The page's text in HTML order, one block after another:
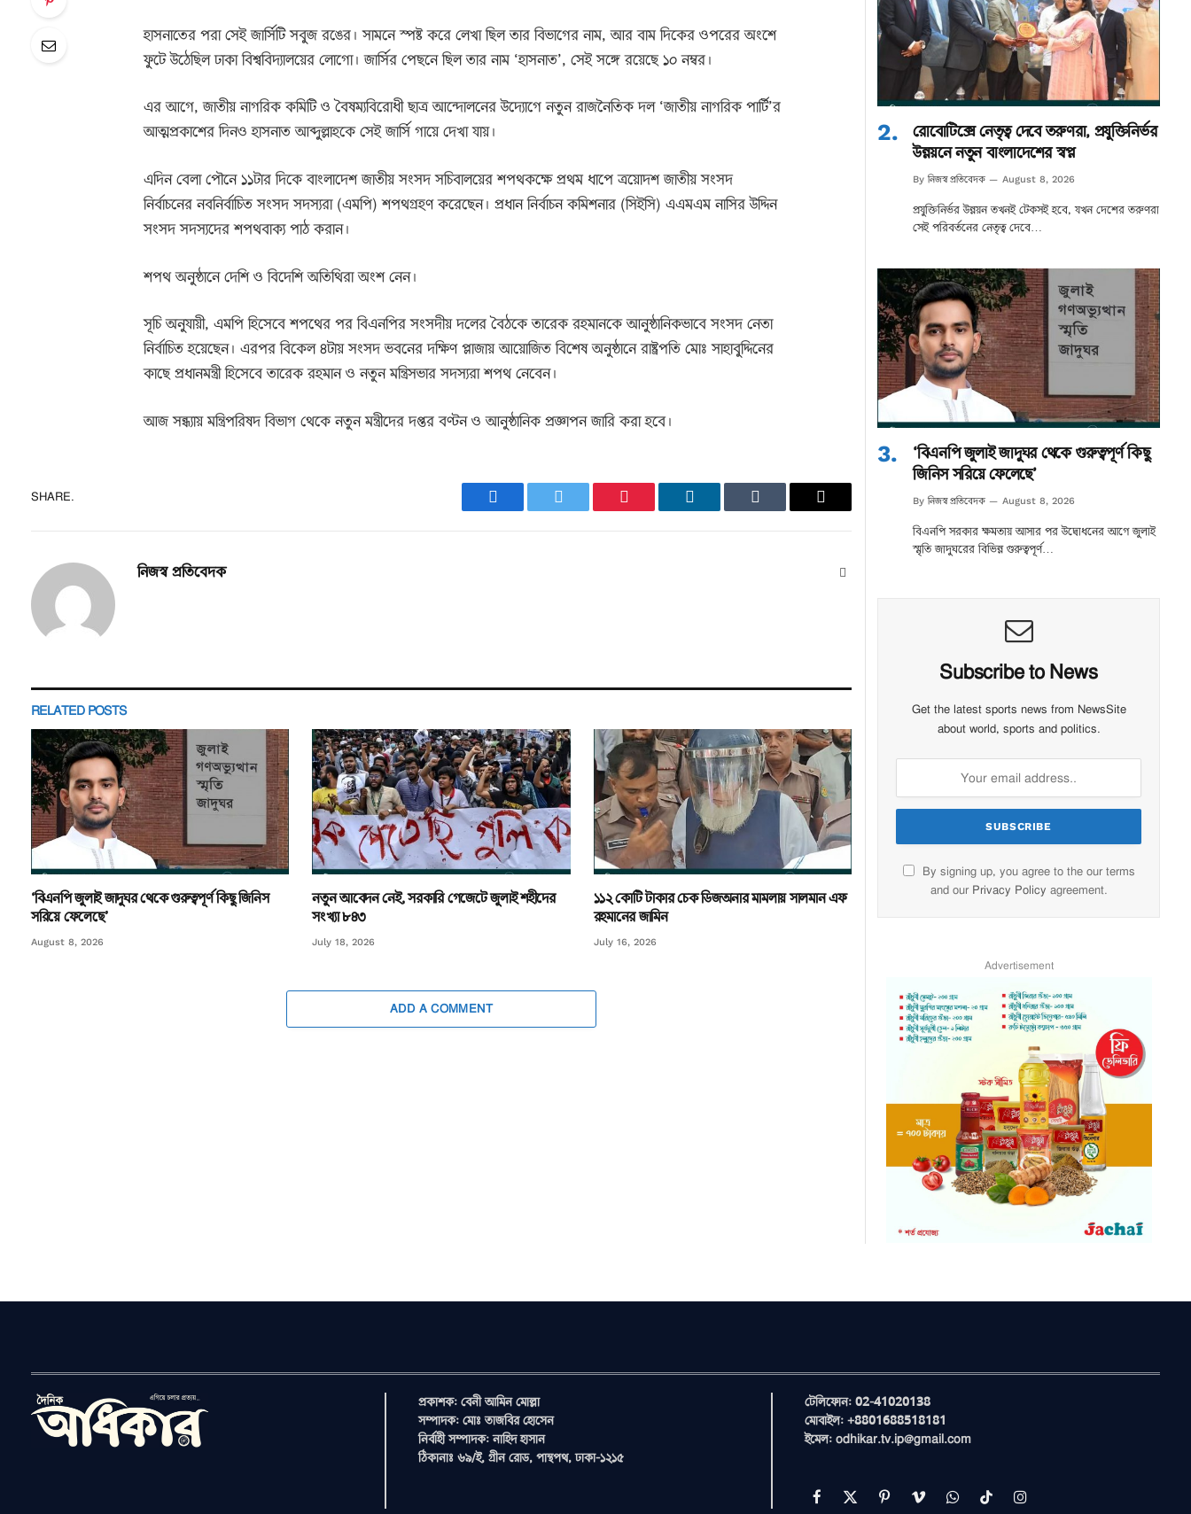
হাসনাতের পরা সেই জার্সিটি সবুজ রঙের। সামনে স্পষ্ট করে লেখা ছিল তার বিভাগের নাম, আর বাম দিকের ওপরের অংশে
ফুটে উঠেছিল ঢাকা বিশ্ববিদ্যালয়ের লোগো। জার্সির পেছনে ছিল তার নাম ‘হাসনাত’, সেই সঙ্গে রয়েছে ১০ নম্বর।
এর আগে, জাতীয় নাগরিক কমিটি ও বৈষম্যবিরোধী ছাত্র আন্দোলনের উদ্যোগে নতুন রাজনৈতিক দল ‘জাতীয় নাগরিক পার্টি’র
আত্মপ্রকাশের দিনও হাসনাত আব্দুল্লাহকে সেই জার্সি গায়ে দেখা যায়।
এদিন বেলা পৌনে ১১টার দিকে বাংলাদেশ জাতীয় সংসদ সচিবালয়ের শপথকক্ষে প্রথম ধাপে ত্রয়োদশ জাতীয় সংসদ
নির্বাচনের নবনির্বাচিত সংসদ সদস্যরা (এমপি) শপথগ্রহণ করেছেন। প্রধান নির্বাচন কমিশনার (সিইসি) এএমএম নাসির উদ্দিন
সংসদ সদস্যদের শপথবাক্য পাঠ করান।
শপথ অনুষ্ঠানে দেশি ও বিদেশি অতিথিরা অংশ নেন।
সূচি অনুযায়ী, এমপি হিসেবে শপথের পর বিএনপির সংসদীয় দলের বৈঠকে তারেক রহমানকে আনুষ্ঠানিকভাবে সংসদ নেতা
নির্বাচিত হয়েছেন। এরপর বিকেল ৪টায় সংসদ ভবনের দক্ষিণ প্লাজায় আয়োজিত বিশেষ অনুষ্ঠানে রাষ্ট্রপতি মোঃ সাহাবুদ্দিনের
কাছে প্রধানমন্ত্রী হিসেবে তারেক রহমান ও নতুন মন্ত্রিসভার সদস্যরা শপথ নেবেন।
আজ সন্ধ্যায় মন্ত্রিপরিষদ বিভাগ থেকে নতুন মন্ত্রীদের দপ্তর বণ্টন ও আনুষ্ঠানিক প্রজ্ঞাপন জারি করা হবে।
SHARE.
FacebookTwitter PinterestLinkedIn Tumblr Email
নিজস্ব প্রতিবেদক
RELATED POSTS
‘বিএনপি জুলাই জাদুঘর থেকে গুরুত্বপূর্ণ কিছু জিনিস
সরিয়ে ফেলেছে’
August 8, 2026
নতুন আবেদন নেই, সরকারি গেজেটে জুলাই শহীদের
সংখ্যা ৮৪৩
July 18, 2026
১১২ কোটি টাকার চেক ডিজঅনার মামলায় সালমান এফ
রহমানের জামিন
July 16, 2026
ADD A COMMENT
রোবোটিক্সে নেতৃত্ব দেবে তরুণরা, প্রযুক্তিনির্ভর
উন্নয়নে নতুন বাংলাদেশের স্বপ্ন
By নিজস্ব প্রতিবেদক August 8, 2026
প্রযুক্তিনির্ভর উন্নয়ন তখনই টেকসই হবে, যখন দেশের তরুণরা
সেই পরিবর্তনের নেতৃত্ব দেবে…
‘বিএনপি জুলাই জাদুঘর থেকে গুরুত্বপূর্ণ কিছু
জিনিস সরিয়ে ফেলেছে’
By নিজস্ব প্রতিবেদক August 8, 2026
বিএনপি সরকার ক্ষমতায় আসার পর উদ্বোধনের আগে জুলাই
স্মৃতি জাদুঘরের বিভিন্ন গুরুত্বপূর্ণ…
Subscribe to News
Get the latest sports news from NewsSite
about world, sports and politics.
By signing up, you agree to the our terms
and our Privacy Policy agreement.
Advertisement
প্রকাশক: বেনী আমিন মোল্লা
সম্পাদক: মোঃ তাজবির হোসেন
নির্বাহী সম্পাদক: নাহিদ হাসান
ঠিকানাঃ ৬৯/ই, গ্রীন রোড, পান্থপথ, ঢাকা-১২১৫
টেলিফোন: 02-41020138
মোবাইল: +8801688518181
ইমেল: odhikar.tv.ip@gmail.com
Facebook
X PinterestVimeoWhatsAppTikTokInstagram